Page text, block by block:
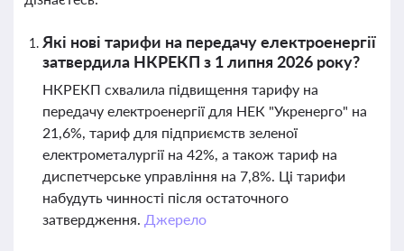
Які нові тарифи на передачу електроенергії
затвердила НКРЕКП з 1 липня 2026 року?
НКРЕКП схвалила підвищення тарифу на
передачу електроенергії для НЕК "Укренерго" на
21,6%, тариф для підприємств зеленої
електрометалургії на 42%, а також тариф на
диспетчерське управління на 7,8%. Ці тарифи
набудуть чинності після остаточного
затвердження. Джерело